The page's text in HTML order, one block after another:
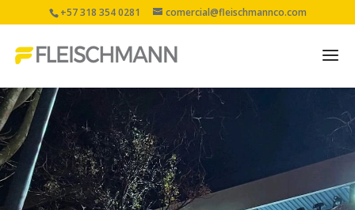
+57 318 354 0281 comercial@fleischmannco.com
Proyecto Zona T